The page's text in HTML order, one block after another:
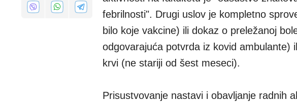
febrilnosti". Drugi uslov je kompletno
bilo koje vakcine) ili dokaz o preležanoj
odgovarajuća potvrda iz kovid ambulante)
krvi (ne stariji od šest meseci).
Prisustvovanje nastavi i obavljanje radnih